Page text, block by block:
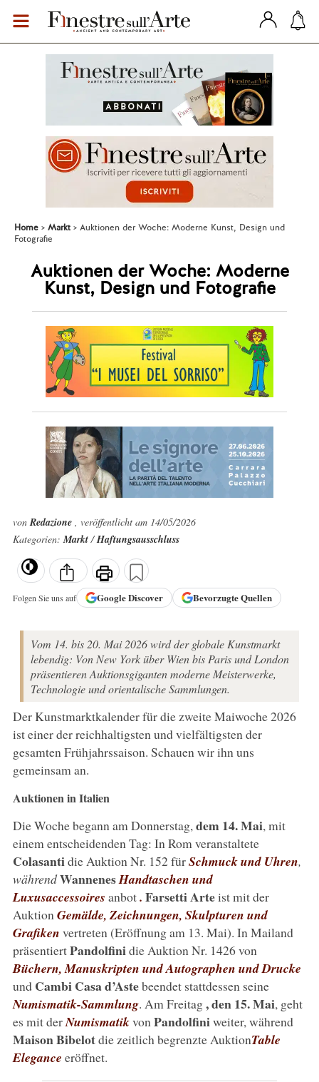
Home Markt
Auktionen der Woche: Moderne Kunst, Design und
Fotografie
Auktionen der Woche: Moderne
Kunst, Design und Fotografie
vonRedazione , veröffentlicht am 14/05/2026
Kategorien:Markt/Haftungsausschluss
Folgen Sie uns auf GoogleDiscover Bevorzugte Quellen
Vom 14. bis 20. Mai 2026 wird der globale Kunstmarkt
lebendig: Von New York über Wien bis Paris und London
präsentieren Auktionsgiganten moderne Meisterwerke,
Technologie und orientalische Sammlungen.
Der Kunstmarktkalender für die zweite Maiwoche 2026
ist einer der reichhaltigsten und vielfältigsten der
gesamten Frühjahrssaison. Schauen wir ihn uns
gemeinsam an.
Auktionen in Italien
Die Woche begann am Donnerstag, dem 14. Mai, mit
einem entscheidenden Tag: In Rom veranstaltete
Colasantidie Auktion Nr. 152 fürSchmuck und Uhren,
währendWannenesHandtaschen und
Luxusaccessoires anbot. Farsetti Arteist mit der
Auktion Gemälde, Zeichnungen, Skulpturen und
Grafiken vertreten (Eröffnung am 13. Mai). In Mailand
präsentiertPandolfinidie Auktion Nr. 1426 von
Büchern, Manuskripten und Autographen und Drucke
und Cambi Casa d’Astebeendet stattdessen seine
Numismatik-Sammlung. Am Freitag, den 15. Mai, geht
es mit derNumismatikvon Pandolfiniweiter, während
Maison Bibelotdie zeitlich begrenzte AuktionTable
Elegance eröffnet.